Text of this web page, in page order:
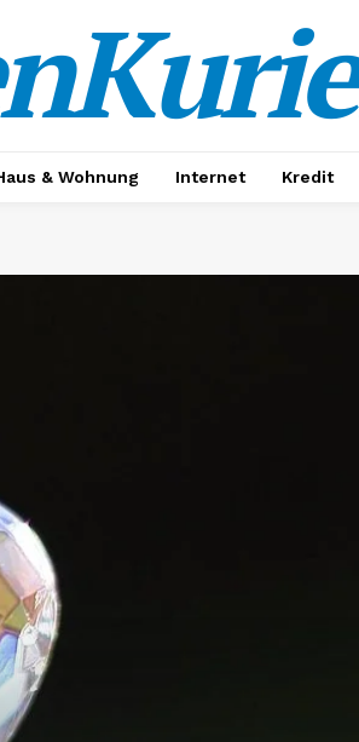
& Wohnung Internet Kredit